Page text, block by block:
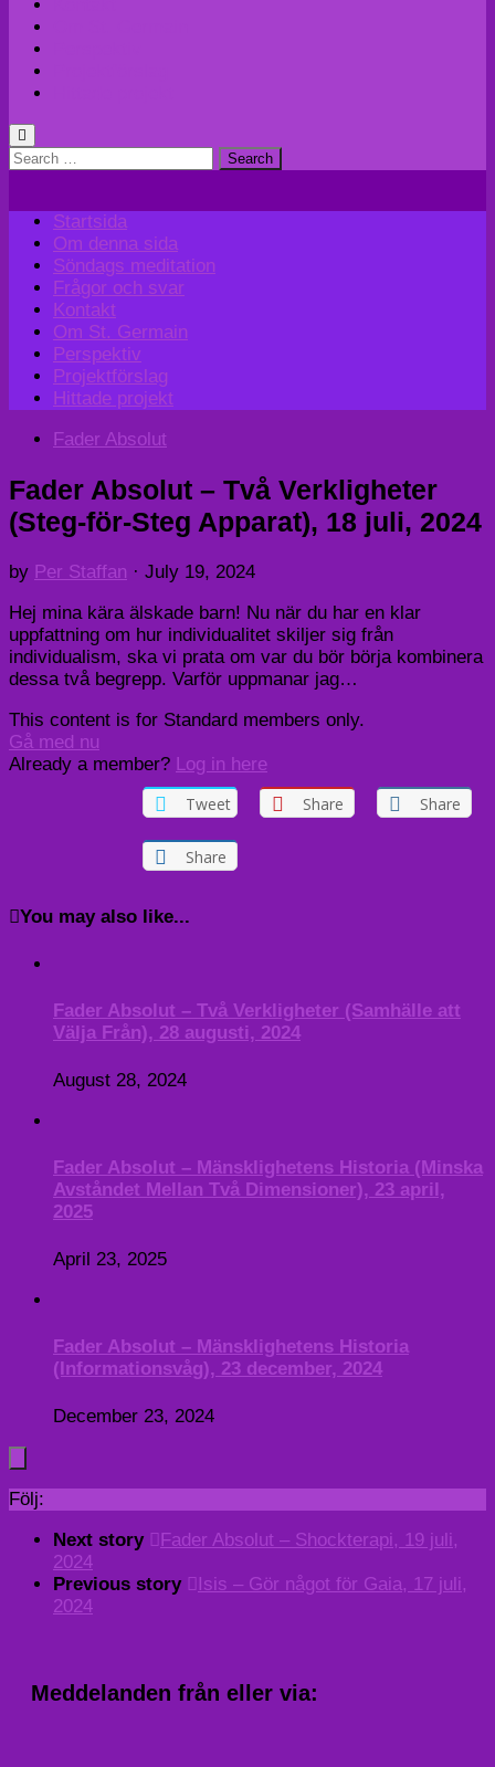
Search
Startsida
Om denna sida
Söndags meditation
Frågor och svar
Kontakt
Om St. Germain
Perspektiv
Projektförslag
Hittade projekt
Fader Absolut
Fader Absolut – Två Verkligheter
(Steg-för-Steg Apparat), 18 juli, 2024
by Per Staffan · July 19, 2024
Hej mina kära älskade barn! Nu när du har en klar
uppfattning om hur individualitet skiljer sig från
individualism, ska vi prata om var du bör börja kombinera
dessa två begrepp. Varför uppmanar jag…
This content is for Standard members only.
Gå med nu
Already a member? Log in here
Tweet
Share Share
Share
You may also like...
Fader Absolut – Två Verkligheter (Samhälle att
Välja Från), 28 augusti, 2024
August 28, 2024
Fader Absolut – Mänsklighetens Historia (Minska
Avståndet Mellan Två Dimensioner), 23 april,
2025
April 23, 2025
Fader Absolut – Mänsklighetens Historia
(Informationsvåg), 23 december, 2024
December 23, 2024
Följ:
Next story
Fader Absolut – Shockterapi, 19 juli,
2024
Previous story
Isis – Gör något för Gaia, 17 juli,
2024
Meddelanden från eller via: